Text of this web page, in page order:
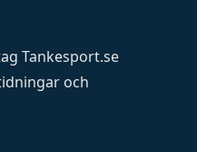
Tankesport.se
och